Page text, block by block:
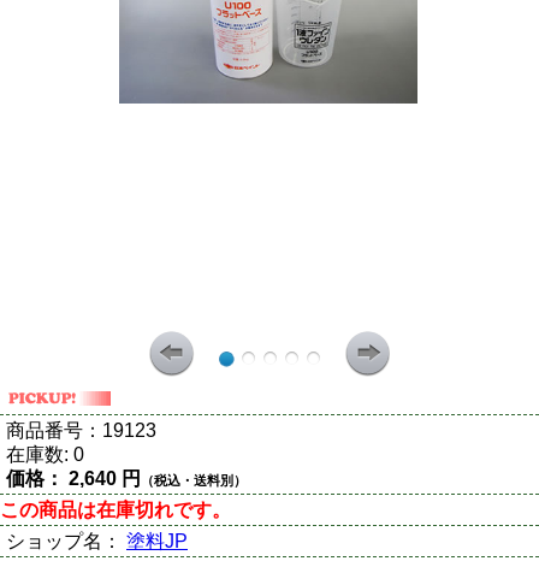
商品番号： 19123
在庫数: 0
価格： 2,640 円 （税込・送料別）
この商品は在庫切れです。
ショップ名： 塗料JP